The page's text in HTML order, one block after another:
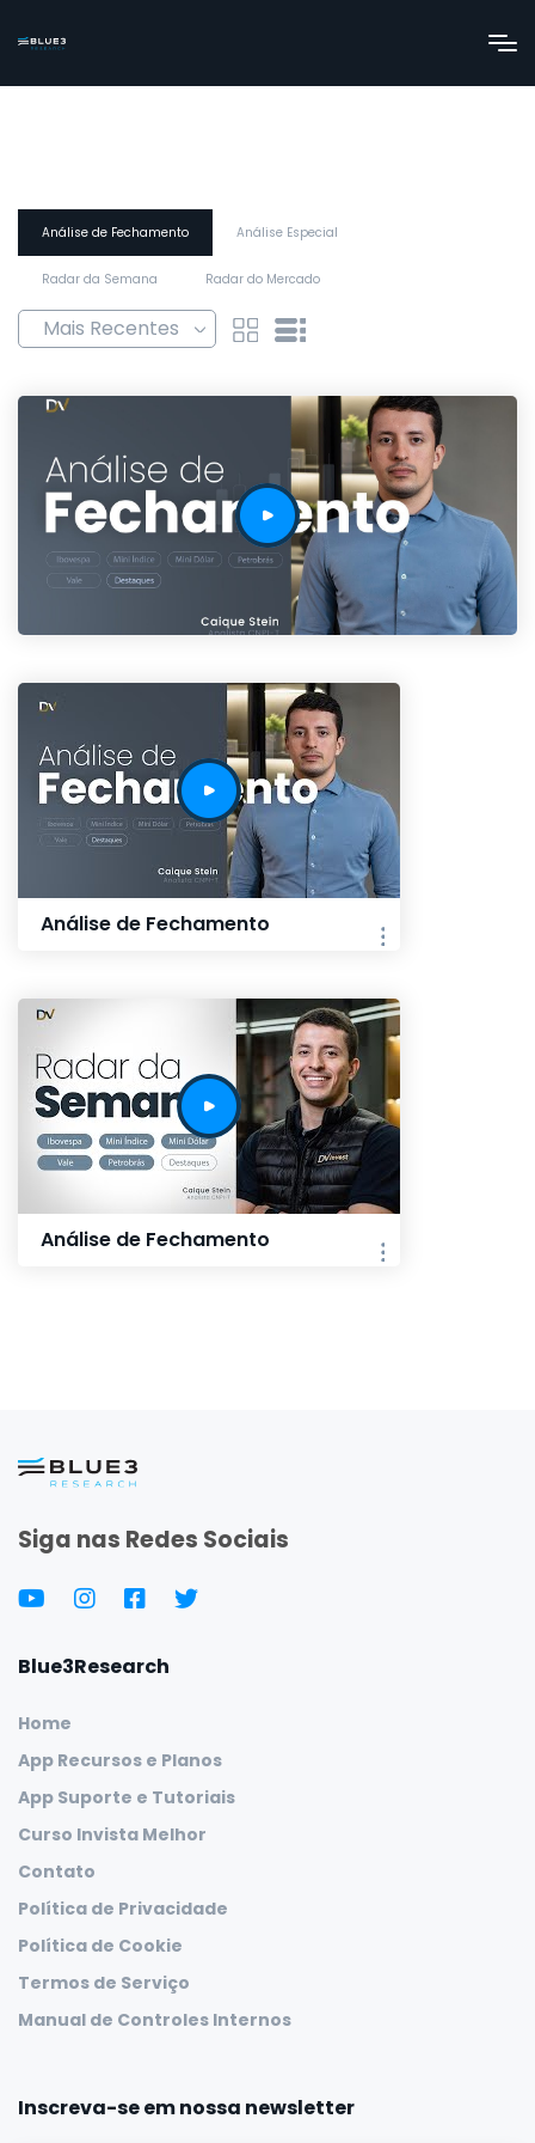
Análise de Fechamento Análise Especial
Radar da Semana Radar do Mercado
Análise de Fechamento
Análise de Fechamento
Siga nas Redes Sociais
Blue3Research
Home
App Recursos e Planos
App Suporte e Tutoriais
Curso Invista Melhor
Contato
Política de Privacidade
Política de Cookie
Termos de Serviço
Manual de Controles Internos
Inscreva-se em nossa newsletter